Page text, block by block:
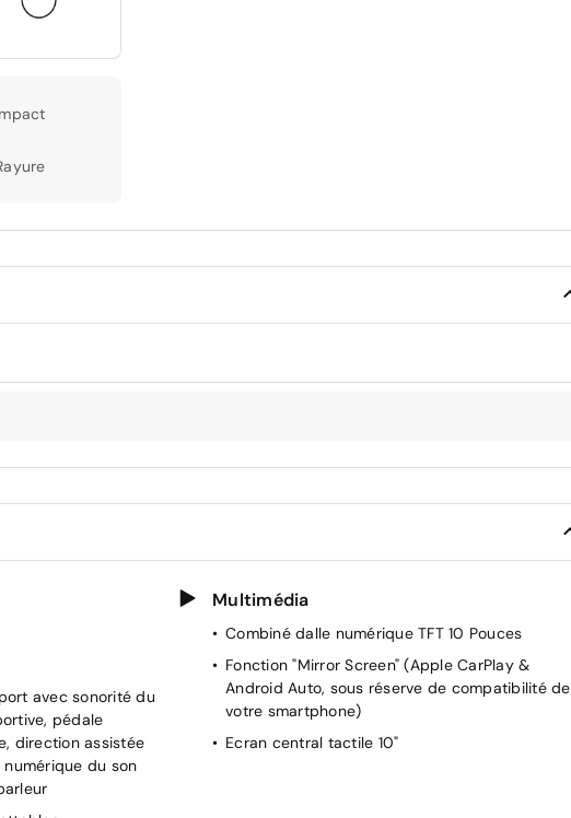
avec sonorité du
pédale
direction assistée
du son
Multimédia
Combiné dalle numérique TFT 10 Pouces
Fonction "Mirror Screen" (Apple CarPlay &
Android Auto, sous réserve de compatibilité de
votre smartphone)
Ecran central tactile 10"